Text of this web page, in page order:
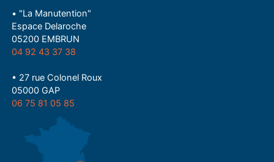
• "La Manutention"
Espace Delaroche
05200 EMBRUN
04 92 43 37 38
• 27 rue Colonel Roux
05000 GAP
06 75 81 05 85